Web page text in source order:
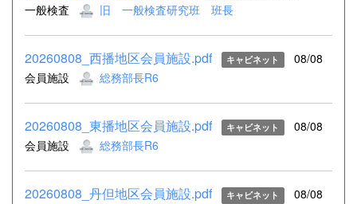
一般検査
旧 一般検査研究班 班長
20260808_西播地区会員施設.pdf キャビネット
08/08
会員施設
総務部長R6
20260808_東播地区会員施設.pdf キャビネット
08/08
会員施設
総務部長R6
20260808_丹但地区会員施設.pdf キャビネット
08/08